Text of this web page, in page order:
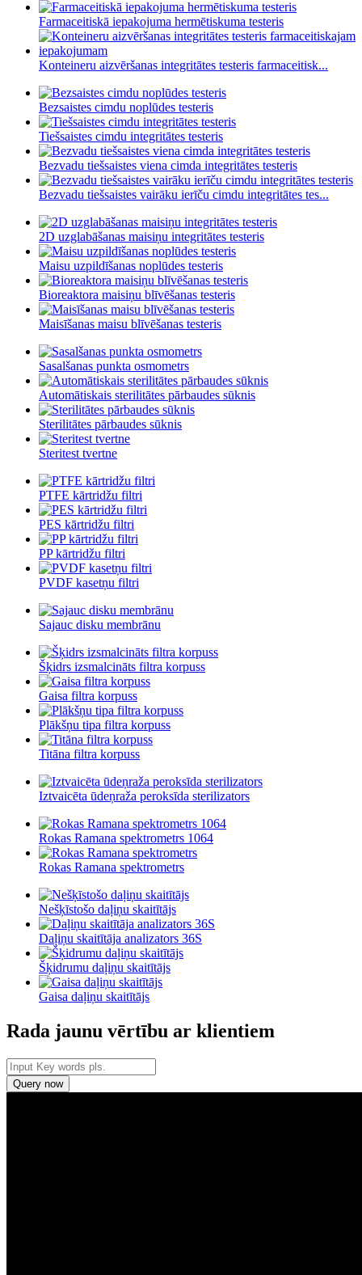
Farmaceitiskā iepakojuma hermētiskuma testeris
Konteineru aizvēršanas integritātes testeris farmaceitisk...
Bezsaistes cimdu noplūdes testeris
Tiešsaistes cimdu integritātes testeris
Bezvadu tiešsaistes viena cimda integritātes testeris
Bezvadu tiešsaistes vairāku ierīču cimdu integritātes tes...
2D uzglabāšanas maisiņu integritātes testeris
Maisu uzpildīšanas noplūdes testeris
Bioreaktora maisiņu blīvēšanas testeris
Maisīšanas maisu blīvēšanas testeris
Sasalšanas punkta osmometrs
Automātiskais sterilitātes pārbaudes sūknis
Sterilitātes pārbaudes sūknis
Steritest tvertne
PTFE kārtridžu filtri
PES kārtridžu filtri
PP kārtridžu filtri
PVDF kasetņu filtri
Sajauc disku membrānu
Šķidrs izsmalcināts filtra korpuss
Gaisa filtra korpuss
Plākšņu tipa filtra korpuss
Titāna filtra korpuss
Iztvaicēta ūdeņraža peroksīda sterilizators
Rokas Ramana spektrometrs 1064
Rokas Ramana spektrometrs
Nešķīstošo daļiņu skaitītājs
Daļiņu skaitītāja analizators 36S
Šķidrumu daļiņu skaitītājs
Gaisa daļiņu skaitītājs
Rada jaunu vērtību ar klientiem